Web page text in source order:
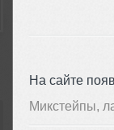
На сайте
Микстейпы,
Live
Лайв В